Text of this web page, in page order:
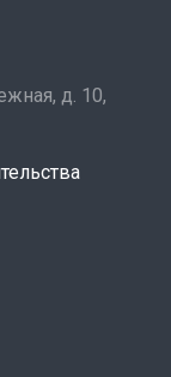
д. 10,